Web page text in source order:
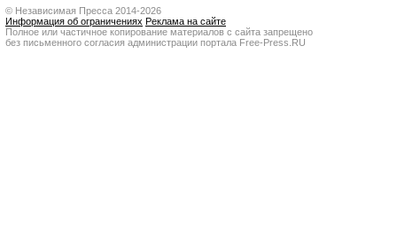
© Независимая Пресса 2014-2026
Информация об ограничениях Реклама на сайте
Полное или частичное копирование материалов с сайта запрещено
без письменного согласия администрации портала Free-Press.RU